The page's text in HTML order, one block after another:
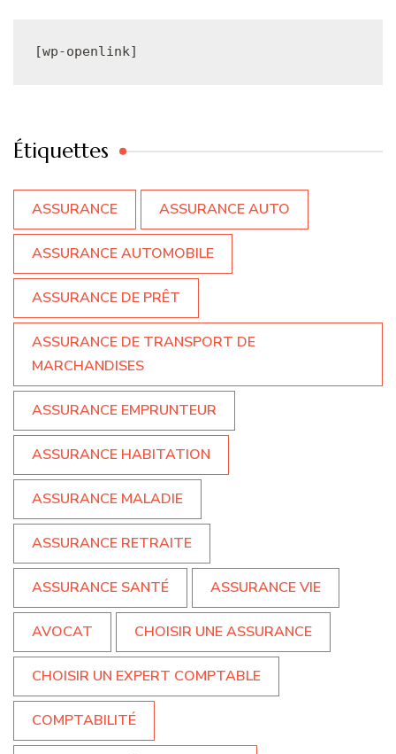
[wp-openlink]
Étiquettes
ASSURANCE ASSURANCE AUTO
ASSURANCE AUTOMOBILE
ASSURANCE DE PRÊT
ASSURANCE DE TRANSPORT DE
MARCHANDISES
ASSURANCE EMPRUNTEUR
ASSURANCE HABITATION
ASSURANCE MALADIE
ASSURANCE RETRAITE
ASSURANCE SANTÉ ASSURANCE VIE
AVOCAT CHOISIR UNE ASSURANCE
CHOISIR UN EXPERT COMPTABLE
COMPTABILITÉ